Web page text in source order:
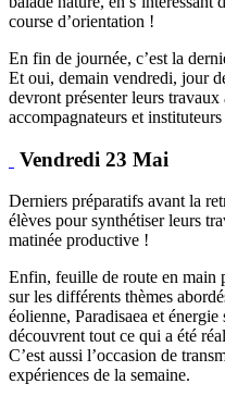
course d’orientation !
En fin de journée, c’est la
Et oui, demain vendredi, jour
devront présenter leurs travaux
accompagnateurs et instituteurs
Vendredi 23 Mai
Derniers préparatifs avant la
élèves pour synthétiser leurs
matinée productive !
Enfin, feuille de route en main
sur les différents thèmes
éolienne, Paradisaea et
découvrent tout ce qui a été
C’est aussi l’occasion de
expériences de la semaine.